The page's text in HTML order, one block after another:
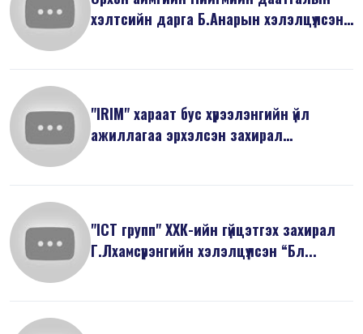
хэлтсийн дарга Б.Анарын хэлэлцүүлсэн
"IRIM" хараат бус хүрээлэнгийн үйл
ажиллагаа эрхэлсэн захирал
"ICT групп" ХХК-ийн гүйцэтгэх захирал
Г.Лхамсүрэнгийн хэлэлцүүлсэн “Бл...